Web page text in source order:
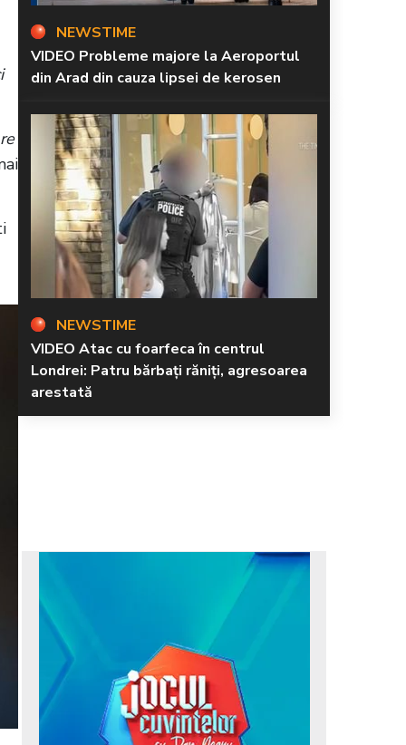
NEWSTIME
VIDEO Probleme majore la Aeroportul
din Arad din cauza lipsei de kerosen
NEWSTIME
VIDEO Atac cu foarfeca în centrul
Londrei: Patru bărbați răniți, agresoarea
arestată